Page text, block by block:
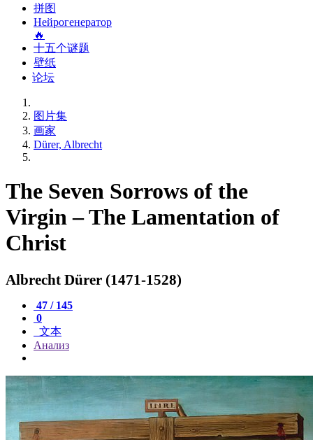
拼图
Нейрогенератор
🔥
十五个谜题
壁纸
论坛
图片集
画家
Dürer, Albrecht
The Seven Sorrows of the
Virgin – The Lamentation of
Christ
Albrecht Dürer (1471-1528)
47 / 145
0
文本
Анализ